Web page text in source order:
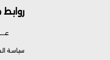
سياسة